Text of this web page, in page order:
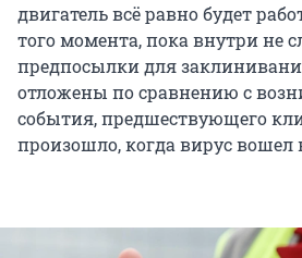
двигатель всё равно будет
того момента, пока внутри не
предпосылки для
отложены по сравнению с
события, предшествующего
произошло, когда вирус